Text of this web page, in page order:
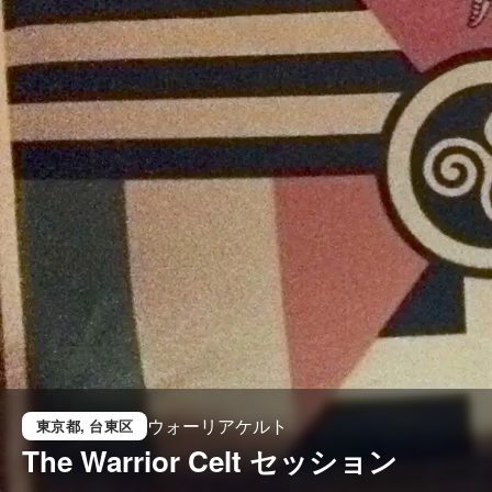
東京都, 台東区 ウォーリアケルト
The Warrior Celt セッション